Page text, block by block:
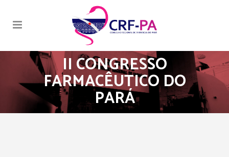
II CONGRESSO
FARMACÊUTICO DO
PARÁ